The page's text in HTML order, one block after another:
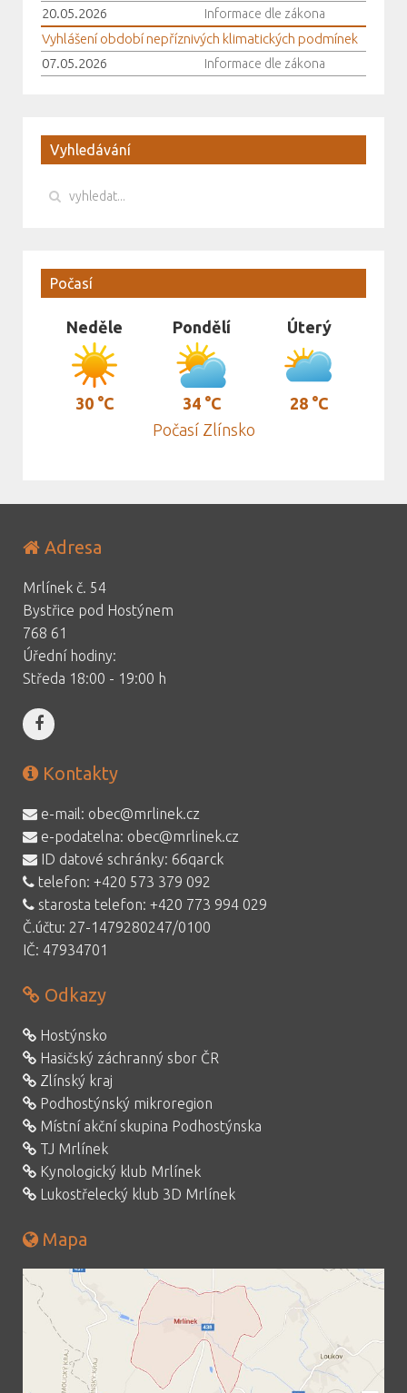
20.05.2026
Informace dle zákona
Vyhlášení období nepříznivých klimatických podmínek
07.05.2026
Informace dle zákona
Vyhledávání
Počasí
Neděle
30 °C
Pondělí
34 °C
Úterý
28 °C
Počasí Zlínsko
Adresa
Mrlínek č. 54
Bystřice pod Hostýnem
768 61
Úřední hodiny:
Středa 18:00 - 19:00 h
Kontakty
e-mail: obec@mrlinek.cz
e-podatelna: obec@mrlinek.cz
ID datové schránky: 66qarck
telefon: +420 573 379 092
starosta telefon: +420 773 994 029
Č.účtu: 27-1479280247/0100
IČ: 47934701
Odkazy
Hostýnsko
Hasičský záchranný sbor ČR
Zlínský kraj
Podhostýnský mikroregion
Místní akční skupina Podhostýnska
TJ Mrlínek
Kynologický klub Mrlínek
Lukostřelecký klub 3D Mrlínek
Mapa